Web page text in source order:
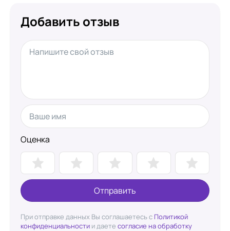
Добавить отзыв
Оценка
Отправить
При отправке данных Вы соглашаетесь с Политикой
конфиденциальности и даете согласие на обработку